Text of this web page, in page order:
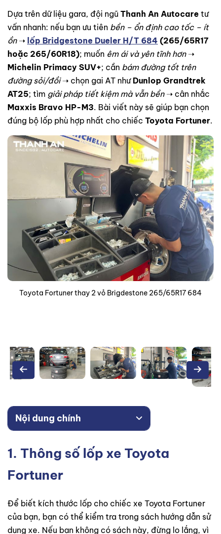
Dựa trên dữ liệu gara, đội ngũ Thanh An Autocare tư
vấn nhanh: nếu bạn ưu tiên bền – ổn định cao tốc – ít
ồn➝ lốp Bridgestone Dueler H/T 684 (265/65R17
hoặc 265/60R18); muốn êm ái và yên tĩnh hơn➝
Michelin Primacy SUV+; cần bám đường tốt trên
đường sỏi/đồi➝ chọn gai AT như Dunlop Grandtrek
AT25; tìm giải pháp tiết kiệm mà vẫn bền➝ cân nhắc
Maxxis Bravo HP-M3. Bài viết này sẽ giúp bạn chọn
đúng bộ lốp phù hợp nhất cho chiếc Toyota Fortuner.
Toyota Fortuner thay 2 vỏ Brigdestone 265/65R17 684
Nội dung chính
1. Thông số lốp xe Toyota
Fortuner
Để biết kích thước lốp cho chiếc xe Toyota Fortuner
của bạn, bạn có thể kiểm tra trong sách hướng dẫn sử
dụng xe. Nếu bạn không có sách này, đừng lo lắng, vì